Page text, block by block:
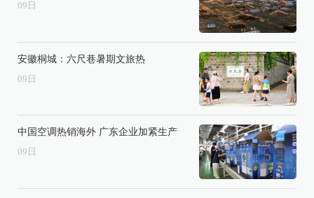
09 日
安徽桐城：六尺巷暑期文旅热
09 日
中国空调热销海外 广东企业加紧生产
09 日